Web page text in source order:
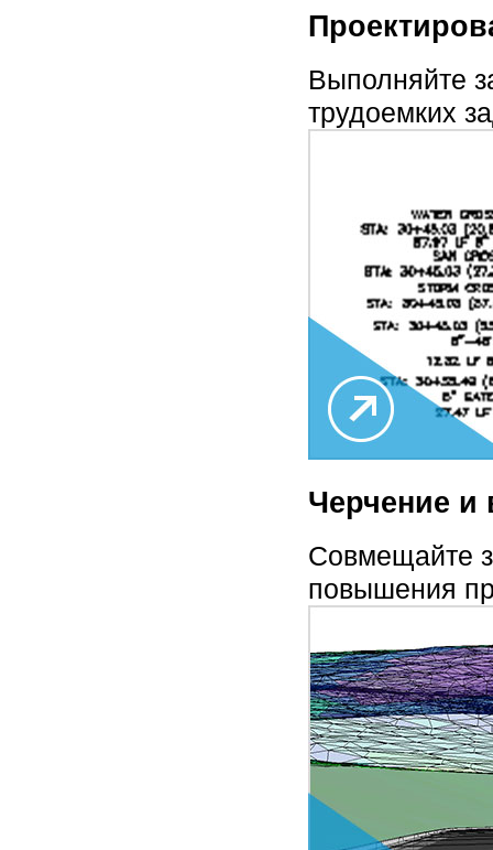
Выполняйте
трудоемких
Черчение и
Совмещайте
повышения